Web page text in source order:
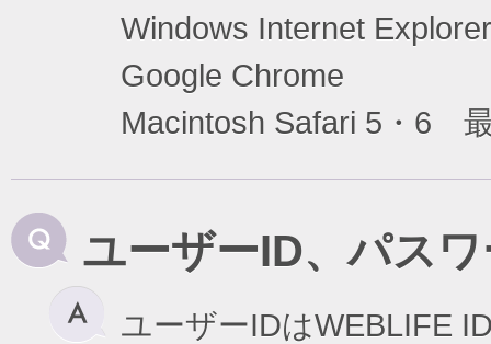
Windows Internet
Google Chrome
Macintosh Safari 5・6
ユーザーID、パス
ユーザーIDはWEBLIFE